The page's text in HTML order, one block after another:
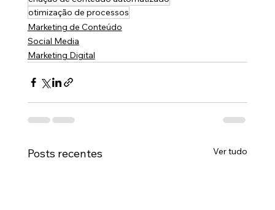
otimização de processos
Marketing de Conteúdo
Social Media
Marketing Digital
Posts recentes Ver tudo